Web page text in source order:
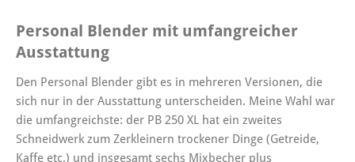
Personal Blender mit umfangreicher
Ausstattung
Den Personal Blender gibt es in mehreren Versionen, die
sich nur in der Ausstattung unterscheiden. Meine Wahl war
die umfangreichste: der PB 250 XL hat ein zweites
Schneidwerk zum Zerkleinern trockener Dinge (Getreide,
Kaffe etc.) und insgesamt sechs Mixbecher plus